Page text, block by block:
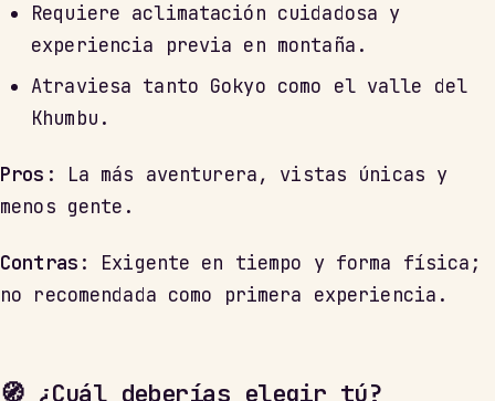
Requiere aclimatación cuidadosa y
experiencia previa en montaña.
Atraviesa tanto Gokyo como el valle del
Khumbu.
Pros : La más aventurera, vistas únicas y
menos gente.
Contras : Exigente en tiempo y forma física;
no recomendada como primera experiencia.
🧭 ¿Cuál deberías elegir tú?